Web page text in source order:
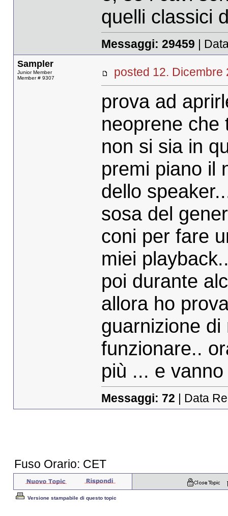
quelli classici
Messaggi: 29459 |
Sampler
Junior Member
Member # 9307
posted 12.
prova ad
neoprene che
non si sia in
premi piano il
dello
sosa del
coni per fare
miei
poi durante
allora ho
guarnizione
funzionare..
più ... e vanno
Messaggi: 72 | Data
Fuso Orario: CET
Versione stampabile di questo topic